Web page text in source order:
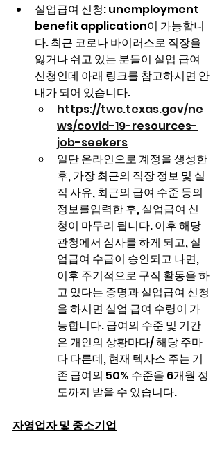
실업급여 신청: unemployment
benefit application이 가능합니
다. 최근 코로나 바이러스로 직장을
잃거나 쉬고 있는 분들이 실업 급여
신청인데 아래 링크를 참고하시면 안
내가 되어 있습니다.
https://twc.texas.gov/ne
ws/covid-19-resources-
job-seekers
일단 온라인으로 계정을 생성한
후, 가장 최근의 직장 정보 및 실
직 사유, 최근의 급여 수준 등의
정보를입력한 후, 실업급여 신
청이 마무리 됩니다. 이후 해당
관청에서 심사를 하게 되고, 실
업급여 수급이 승인되고 나면,
이후 주기적으로 구직 활동을 하
고 있다는 증명과 실업급여 신청
을 하시면 실업 급여 수령이 가
능합니다. 급여의 수준 및 기간
은 개인의 상황마다/ 해당 주마
다 다른데, 현재 텍사스 주는 기
존 급여의 50% 수준을 6개월 정
도까지 받을 수 있습니다.
자영업자 및 중소기업